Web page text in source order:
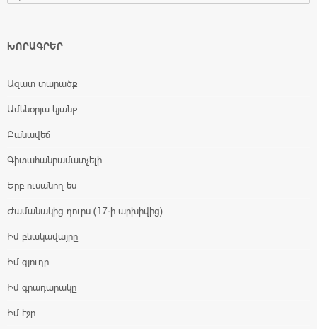
ԽՈՐԱԳՐԵՐ
Ազատ տարածք
Ամենօրյա կյանք
Բանավեճ
Գիտահանրամատչելի
Երբ ուսանող ես
Ժամանակից դուրս (17-ի արխիվից)
Իմ բնակավայրը
Իմ գյուղը
Իմ գրադարակը
Իմ էջը